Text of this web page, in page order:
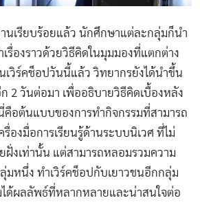
นเรียบร้อยแล้ว นักศึกษาแต่ละกลุ่มก็นำ
รื่องราวด้วยวิธีคิดในมุมมองที่แตกต่าง
เวิร์คช็อปวันนี้แล้ว วิทยากรยังได้นำขึ้น
ก 2 วันต่อมา เพื่ออธิบายวิธีคิดเบื้องหลัง
คือต้นแบบของการทำกิจกรรมที่สามารถ
รื่องมื่อการเรียนรู้ด้านระบบนิเวศ ที่ไม่
งเท่านั้น แต่สามารถหลอมรวมความ
มหนึ่ง ทำเวิร์คช็อปกับเยาวชนอีกกลุ่ม
ได้ผลลัพธ์ที่หลากหลายและน่าสนใจต่อ